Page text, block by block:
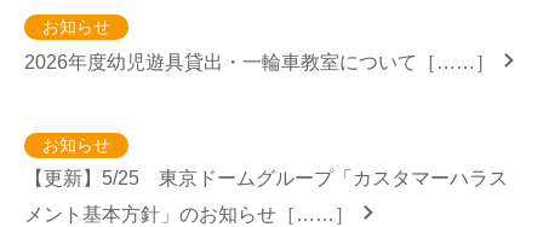
お知らせ
2026年度幼児遊具貸出・一輪車教室について［……］
お知らせ
【更新】5/25 東京ドームグループ「カスタマーハラス
メント基本方針」のお知らせ［……］